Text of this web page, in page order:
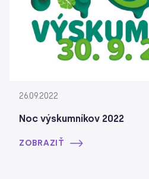
26.09.2022
Noc výskumníkov 2022
ZOBRAZIŤ